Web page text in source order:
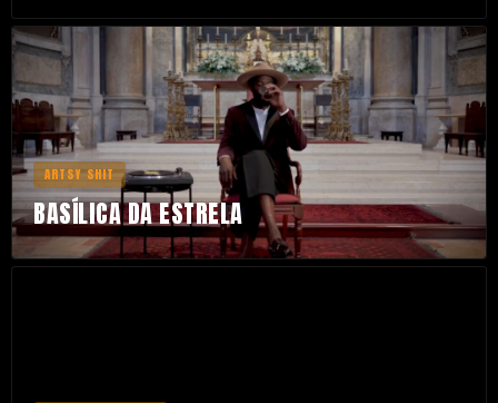
ARTSY SHIT
BASÍLICA DA ESTRELA